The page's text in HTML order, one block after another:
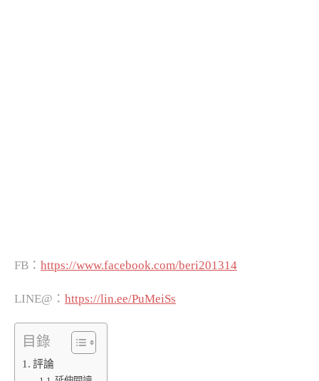
FB： https://www.facebook.com/beri201314
LINE@： https://lin.ee/PuMeiSs
目錄
評論